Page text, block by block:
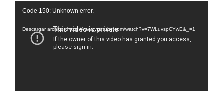
Reproductor
vídeo
Code 150: Unknown error.
Descargar archivo: https://www.youtube.com/watch?v=7WLuvspCYwE&_=1